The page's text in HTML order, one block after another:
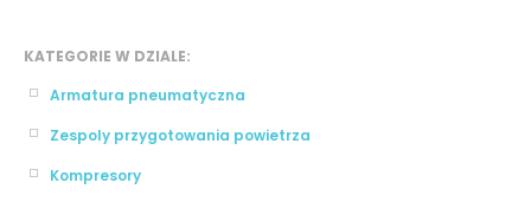
KATEGORIE W DZIALE:
Armatura pneumatyczna
Zespoly przygotowania powietrza
Kompresory